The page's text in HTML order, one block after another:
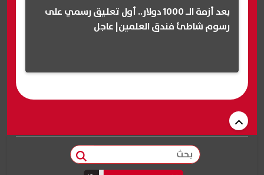
بعد أزمة الـ 1000 دولار.. أول تعليق رسمي على
رسوم شاطئ فندق العلمين| عاجل
بحث